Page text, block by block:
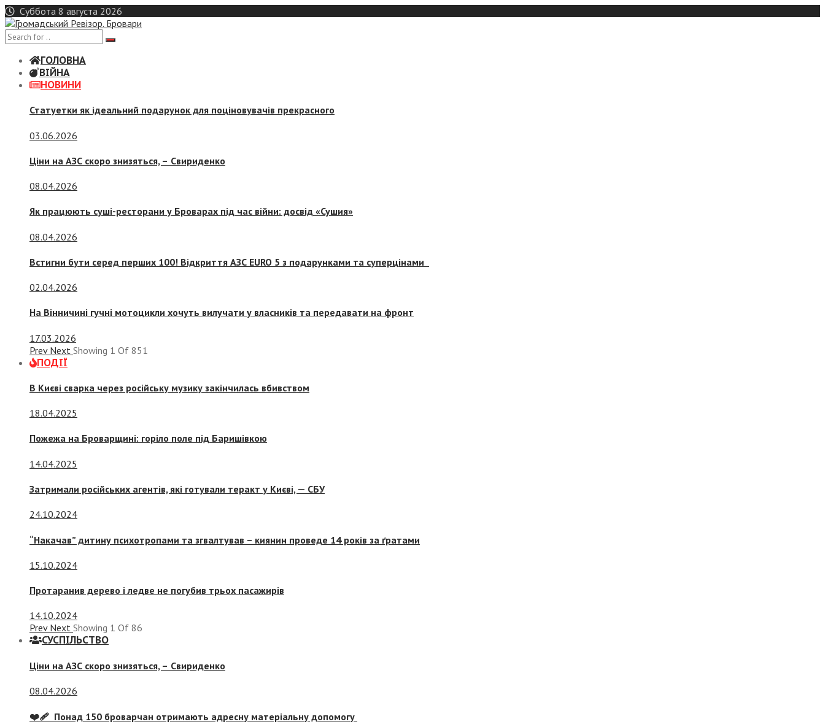
Skip
to
content
Суббота 8 августа 2026
ГОЛОВНА
ВІЙНА
НОВИНИ
Статуетки як ідеальний подарунок для поціновувачів прекрасного
03.06.2026
Ціни на АЗС скоро знизяться, – Свириденко
08.04.2026
Як працюють суші-ресторани у Броварах під час війни: досвід «Сушия»
08.04.2026
Встигни бути серед перших 100! Відкриття АЗС EURO 5 з подарунками та суперцінами
02.04.2026
На Вінничині гучні мотоцикли хочуть вилучати у власників та передавати на фронт
17.03.2026
Prev Next Showing 1 Of 851
ПОДІЇ
В Києві сварка через російську музику закінчилась вбивством
18.04.2025
Пожежа на Броварщині: горіло поле під Баришівкою
14.04.2025
Затримали російських агентів, які готували теракт у Києві, — СБУ
24.10.2024
“Накачав” дитину психотропами та згвалтував – киянин проведе 14 років за ґратами
15.10.2024
Протаранив дерево і ледве не погубив трьох пасажирів
14.10.2024
Prev Next Showing 1 Of 86
СУСПIЛЬСТВО
Ціни на АЗС скоро знизяться, – Свириденко
08.04.2026
❤️‍🩹 Понад 150 броварчан отримають адресну матеріальну допомогу